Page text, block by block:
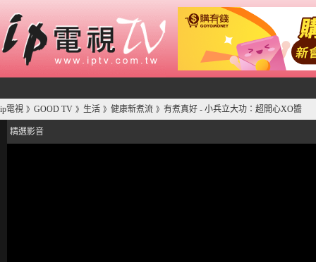
ip電視 》 GOOD TV 》 生活 》 健康新煮流 》 有煮真好 - 小兵立大功：超開心XO醬
精選影音